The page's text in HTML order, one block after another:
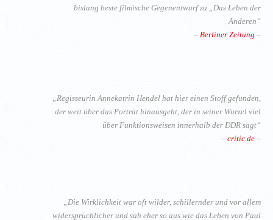
bislang beste filmische Gegenentwurf zu „Das Leben der
Anderen“
– Berliner Zeitung –
„Regisseurin Annekatrin Hendel hat hier einen Stoff gefunden,
der weit über das Porträt hinausgeht, der in seiner Wurzel viel
über Funktionsweisen innerhalb der DDR sagt“
– critic.de –
„Die Wirklichkeit war oft wilder, schillernder und vor allem
widersprüchlicher und sah eher so aus wie das Leben von Paul